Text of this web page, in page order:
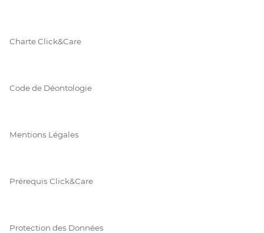
Charte Click&Care
Code de Déontologie
Mentions Légales
Prérequis Click&Care
Protection des Données